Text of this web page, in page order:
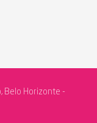
Belo Horizonte -